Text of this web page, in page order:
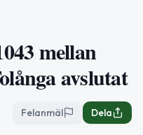
mellan
avslutat
Felanmäl Dela